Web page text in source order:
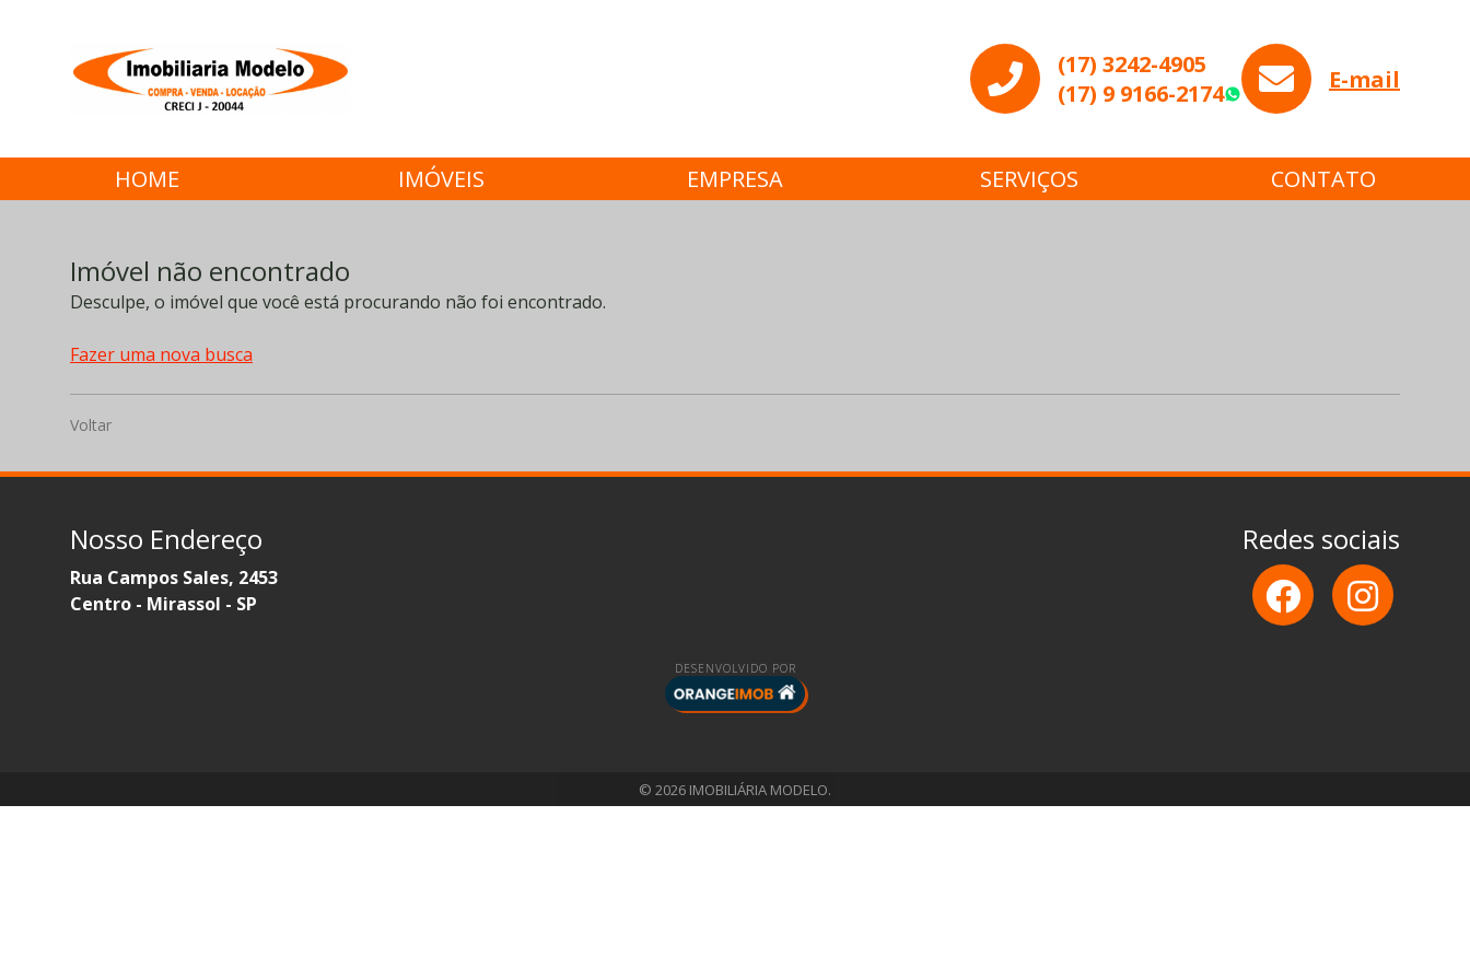
(17) 3242-4905
(17) 9 9166-2174
WhatsApp
E-mail
HOME IMÓVEIS EMPRESA SERVIÇOS CONTATO
Imóvel não encontrado
Desculpe, o imóvel que você está procurando não foi encontrado.
Fazer uma nova busca
Voltar
Nosso Endereço
Rua Campos Sales, 2453
Centro - Mirassol - SP
Redes sociais
DESENVOLVIDO POR
© 2026 IMOBILIÁRIA MODELO.